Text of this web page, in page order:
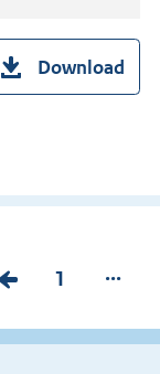
Download
V
r
P
g
1 ...